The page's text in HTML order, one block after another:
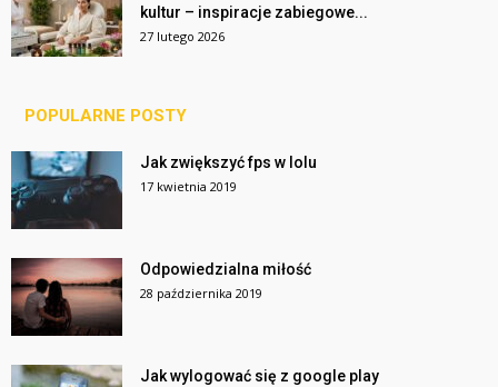
kultur – inspiracje zabiegowe...
27 lutego 2026
POPULARNE POSTY
Jak zwiększyć fps w lolu
17 kwietnia 2019
Odpowiedzialna miłość
28 października 2019
Jak wylogować się z google play